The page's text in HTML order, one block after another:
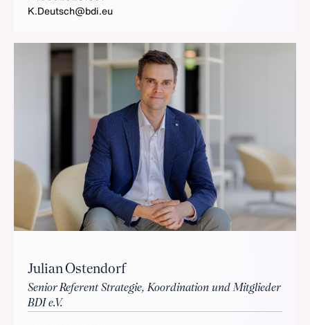
K.Deutsch@bdi.eu
Julian Ostendorf
Senior Referent Strategie, Koordination und Mitglieder
BDI e.V.